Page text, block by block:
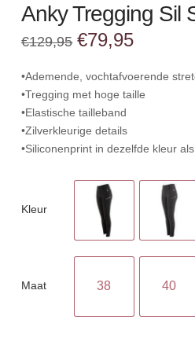
Anky Tregging Sil
€129,95 Oorspronkelijke
prijs
€129,95.
€79,95
€79,95.
•Ademende, vochtafvoerende
•Tregging met hoge taille
•Elastische tailleband
•Zilverkleurige details
•Siliconenprint in dezelfde kleur
Kleur
Maat 38 40